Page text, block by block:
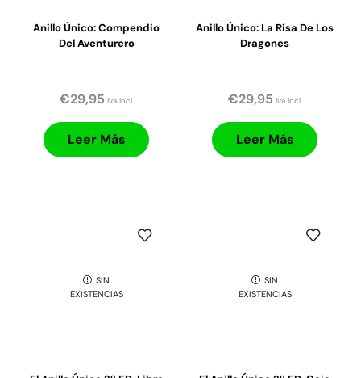
Anillo Único: Compendio
Del Aventurero
€29,95 iva incl.
Leer Más
Anillo Único: La Risa De Los
Dragones
€29,95 iva incl.
Leer Más
SIN
EXISTENCIAS
SIN
EXISTENCIAS